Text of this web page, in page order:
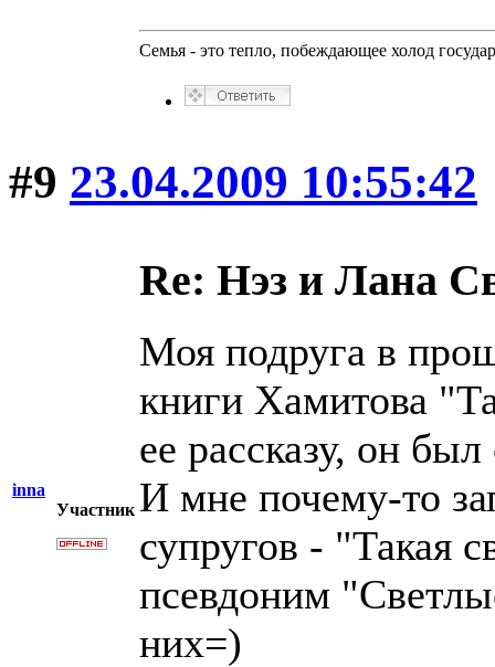
Семья - это тепло, побеждающее холод
#9 23.04.2009 10:55:42
inna
Участник
Re: Нэз и Лана
Моя подруга в
книги Хамитова
ее рассказу, он
И мне почему-то
супругов - "Такая
псевдоним
них=)